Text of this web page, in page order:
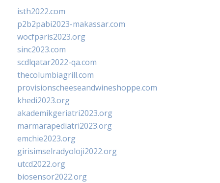
isth2022.com
p2b2pabi2023-makassar.com
wocfparis2023.org
sinc2023.com
scdlqatar2022-qa.com
thecolumbiagrill.com
provisionscheeseandwineshoppe.com
khedi2023.org
akademikgeriatri2023.org
marmarapediatri2023.org
emchie2023.org
girisimselradyoloji2022.org
utcd2022.org
biosensor2022.org